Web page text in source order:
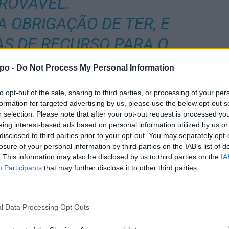
- Do Not Process My Personal Information
opt-out of the sale, sharing to third parties, or processing of your
for targeted advertising by us, please use the below opt-out
selection. Please note that after your opt-out request is processed
interest-based ads based on personal information utilized by us
to third parties prior to your opt-out. You may separately
of your personal information by third parties on the IAB’s list of
This information may also be disclosed by us to third parties on the
Participants that may further disclose it to other third parties.
Data Processing Opt Outs
OBRIGAÇÃO DE TER, E
DE RECURSO PARA O
SE COMPREENDE
REDUNDÂNCIA NÃO
POR EXEMPLO OS
PRÉ-
AOS SEUS
PARA COLMATAR AS
SERVIÇO, POSTURA
DEIXAR DE